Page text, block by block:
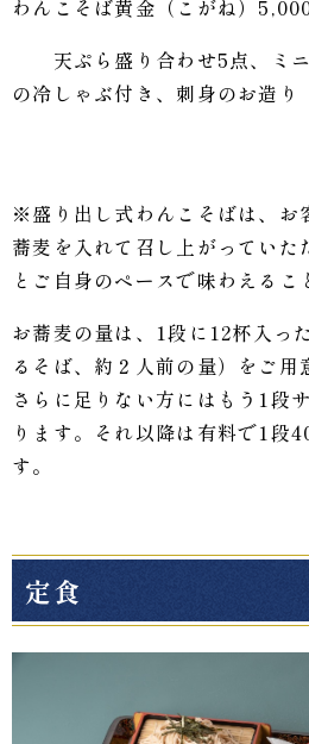
わんこそば黄金（こがね）
天ぷら盛り合わせ5点、ミニ
の冷しゃぶ付き、刺身のお造り
※盛り出し式わんこそばは、お
蕎麦を入れて召し上がっていた
とご自身のペースで味わえるこ
お蕎麦の量は、1段に12杯入っ
るそば、約２人前の量）をご用
さらに足りない方にはもう1段
ります。それ以降は有料で1段
す。
定食